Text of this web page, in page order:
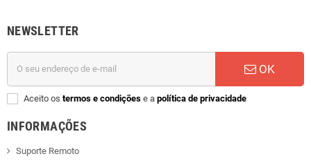
NEWSLETTER
OK
Aceito os termos e condições e a política de privacidade
INFORMAÇÕES
Suporte Remoto